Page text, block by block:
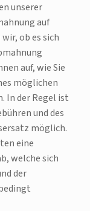
unserer
auf
ob es sich
auf, wie Sie
möglichen
In der Regel ist
und des
möglich.
eine
welche sich
der